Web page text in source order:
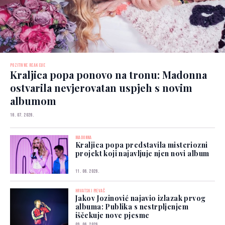
POZITIVNE REAKCIJE
Kraljica popa ponovo na tronu: Madonna
ostvarila nevjerovatan uspjeh s novim
albumom
16. 07. 2026.
MADONNA
Kraljica popa predstavila misteriozni
projekt koji najavljuje njen novi album
11. 06. 2026.
HRVATSKI PJEVAČ
Jakov Jozinović najavio izlazak prvog
albuma: Publika s nestrpljenjem
iščekuje nove pjesme